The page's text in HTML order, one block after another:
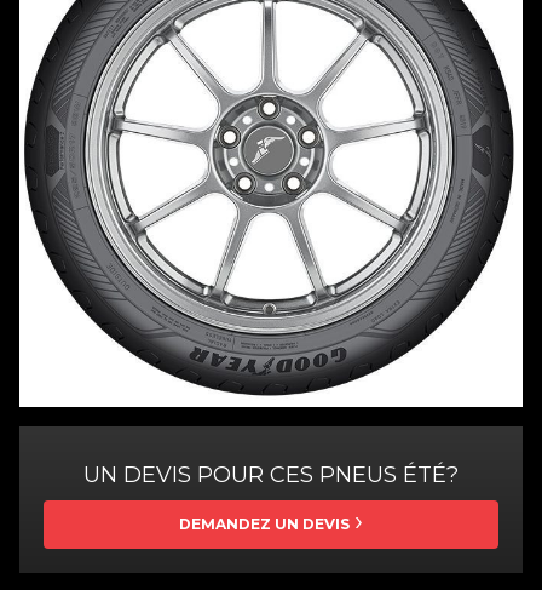
UN DEVIS POUR CES PNEUS ÉTÉ?
DEMANDEZ UN DEVIS